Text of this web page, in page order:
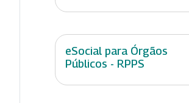
eSocial para Órgãos
Públicos - RPPS